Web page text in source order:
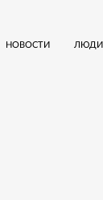
НОВОСТИ ЛЮДИ